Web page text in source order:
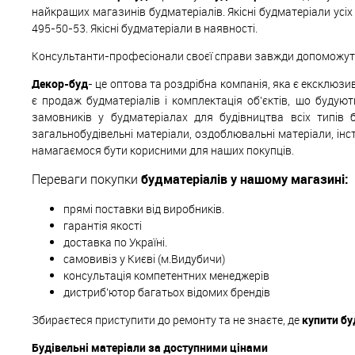
найкращих магазинів будматеріалів. Якісні будматеріали
495-50-53. Якісні будматеріали в наявності.
Консультанти-професіонали своєї справи завжди
Декор-буд- це оптова та роздрібна компанія, яка є
є продаж будматеріалів і комплектація об'єктів, що
замовників у будматеріалах для будівництва всіх
загальнобудівельні матеріали, оздоблювальні матеріали,
намагаємося бути корисними для наших покупців.
Переваги покупки будматеріалів у нашому магазині:
прямі поставки від виробників.
гарантія якості
доставка по Україні.
самовивіз у Києві (м.Видубичи)
консультація компетентних менеджерів
дистриб'ютор багатьох відомих брендів
Збираєтеся приступити до ремонту та не знаєте, декупити
Будівельні матеріали за доступними цінами